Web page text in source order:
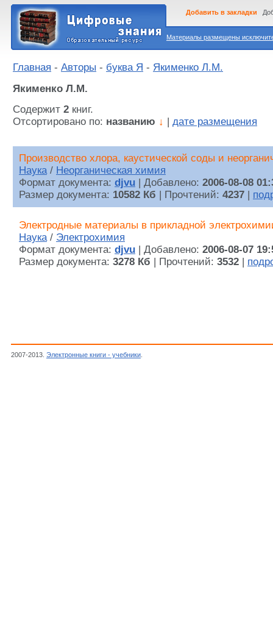
Материалы размещены
Добавить в закладки
Главная - Авторы - буква Я - Якименко Л.М.
Якименко Л.М.
Содержит 2 книг.
Отсортировано по: названию ↓ дате размещения
Производство хлора, каустической соды и
Наука/ Неорганическая химия
Формат документа: djvu | Добавлено: 2006-08-08
Размер документа: 10582 Кб | Прочтений: 4237
Электродные материалы в прикладной
Наука/ Электрохимия
Формат документа: djvu | Добавлено: 2006-08-07
Размер документа: 3278 Кб | Прочтений: 3532
2007-2013. Электронные книги - учебники